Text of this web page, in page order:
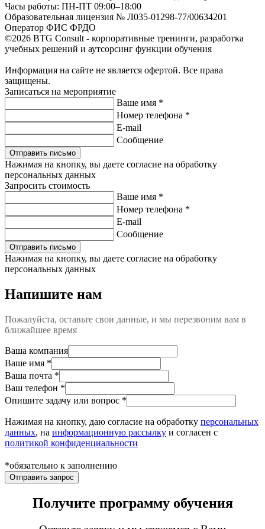
Часы работы: ПН-ПТ 09:00–18:00
Образовательная лицензия № Л035-01298-77/00634201
Оператор ФИС ФРДО
©2026 BTG Consult - корпоративные тренинги, разработка
учебных решений и аутсорсинг функции обучения
Информация на сайте не является офертой. Все права
защищены.
Записаться на мероприятие
Ваше имя *
Номер телефона *
E-mail
Сообщение
Отправить письмо
Нажимая на кнопку, вы даете согласие на обработку
персональных данных
Запросить стоимость
Ваше имя *
Номер телефона *
E-mail
Сообщение
Отправить письмо
Нажимая на кнопку, вы даете согласие на обработку
персональных данных
Напишите нам
Пожалуйста, оставьте свои данные, и мы перезвоним вам в
ближайшее время
Ваша компания
Ваше имя *
Ваша почта *
Ваш телефон *
Опишите задачу или вопрос *
Нажимая на кнопку, даю согласие на обработку персональных
данных, на информационную рассылку и согласен c
политикой конфиденциальности
*обязательно к заполнению
Отправить запрос
Получите программу обучения